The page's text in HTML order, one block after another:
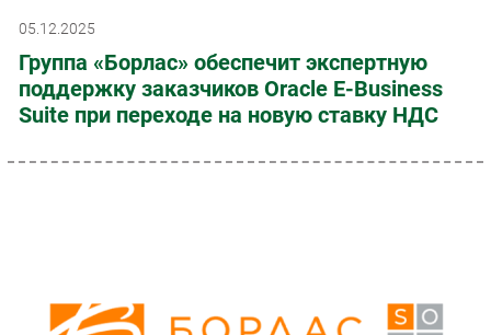
05.12.2025
Группа «Борлас» обеспечит экспертную
поддержку заказчиков Oracle E-Business
Suite при переходе на новую ставку НДС